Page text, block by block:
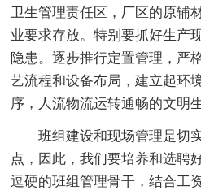
卫生管理责任区，厂区的原辅
业要求存放。特别要抓好生产
隐患。逐步推行定置管理，严
艺流程和设备布局，建立起环
序，人流物流运转通畅的文明
班组建设和现场管理是切
点，因此，我们要培养和选聘
逗硬的班组管理骨干，结合工